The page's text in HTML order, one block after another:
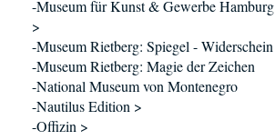
-Museum für Kunst & Gewerbe Hamburg
>
-Museum Rietberg: Spiegel - Widerschein
-Museum Rietberg: Magie der Zeichen
-National Museum von Montenegro
-Nautilus Edition >
-Offizin >